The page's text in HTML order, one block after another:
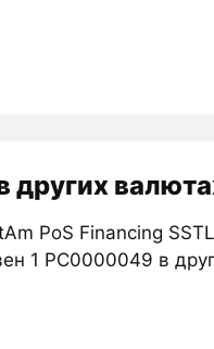
других
PoS Financing
1 PC0000049 в